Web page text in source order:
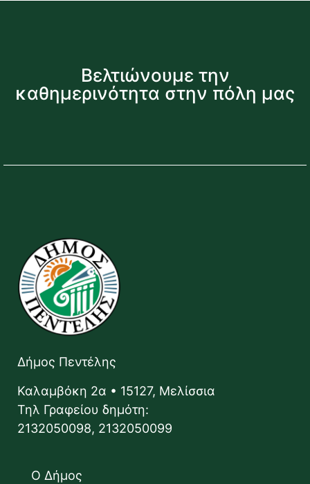
Βελτιώνουμε την
καθημερινότητα στην πόλη μας
Δήμος Πεντέλης
Καλαμβόκη 2α • 15127, Μελίσσια
Τηλ Γραφείου δημότη:
2132050098, 2132050099
Ο Δήμος